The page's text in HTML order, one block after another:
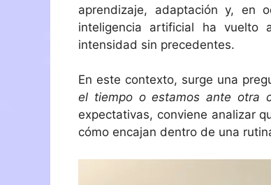
aprendizaje, adaptación y, en
inteligencia artificial ha vuelto
intensidad sin precedentes.
En este contexto, surge una
el tiempo o estamos ante otra
expectativas, conviene analizar
cómo encajan dentro de una